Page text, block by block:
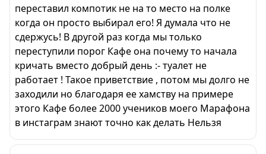
переставил компотик не на то место на полке
когда он просто выбирал его! Я думала что не
сдержусь! В другой раз когда мы только
переступили порог Кафе она почему то начала
кричать вместо добрый день :- туалет не
работает ! Такое приветствие , потом мы долго не
заходили но благодаря ее хамству на примере
этого Кафе более 2000 учеников моего Марафона
в инстаграм знают точно как делать Нельзя